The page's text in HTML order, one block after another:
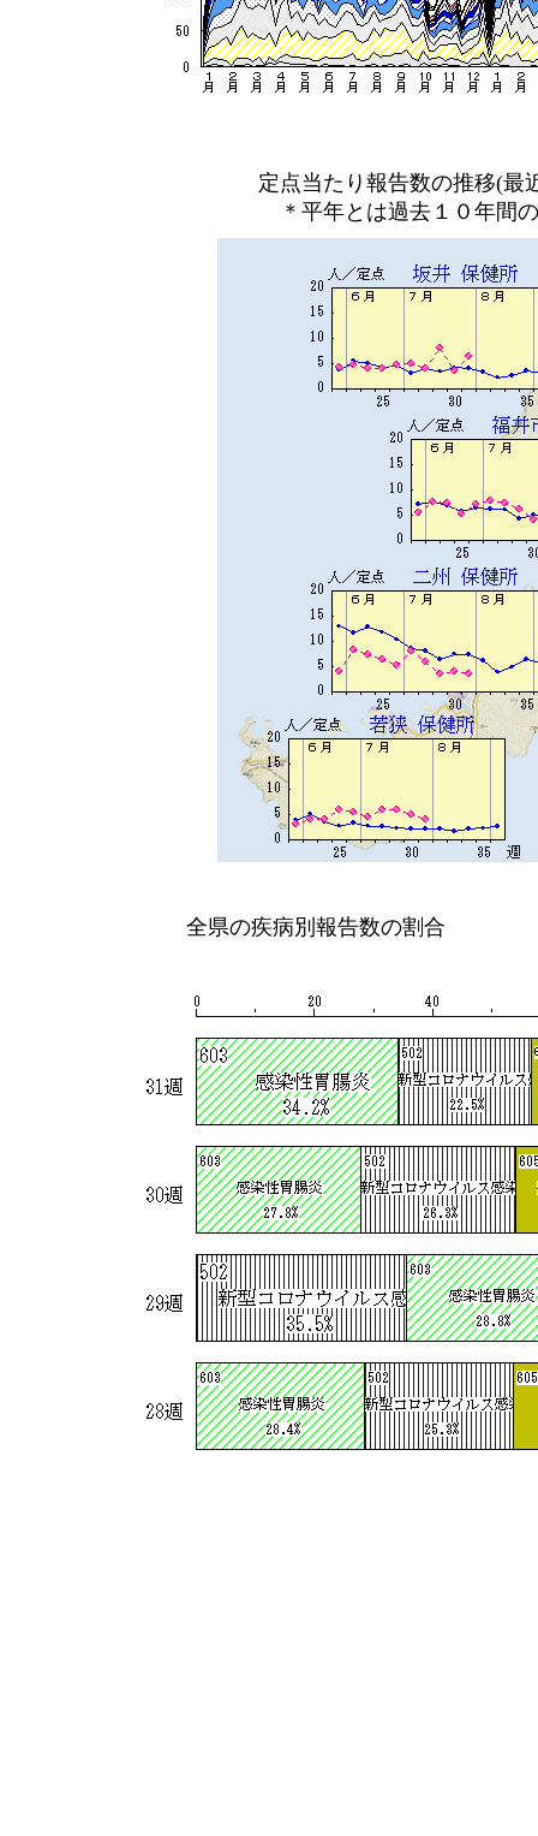
定点当たり報告数の推移(最
＊平年とは過去１０年間の
全県の疾病別報告数の割合